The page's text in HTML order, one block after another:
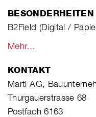
BESONDERHEITEN
B2Field (Digital /
Mehr…
KONTAKT
Marti AG,
Thurgauerstrasse 68
Postfach 6163